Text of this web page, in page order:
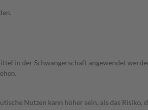
in der Schwangerschaft angewendet
Nutzen kann höher sein, als das Risiko,